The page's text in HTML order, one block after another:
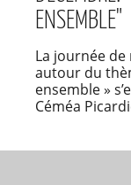
ENSEMBLE"
La journée de
autour du
ensemble »
Céméa